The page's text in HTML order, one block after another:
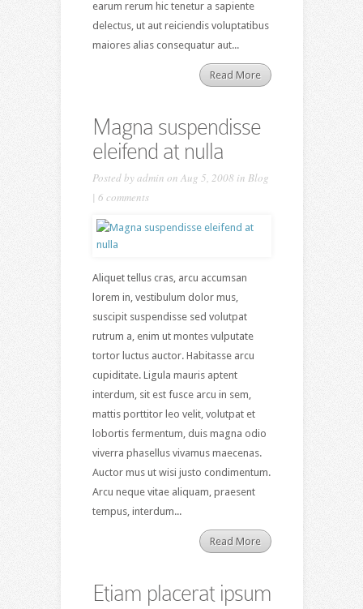
earum rerum hic tenetur a sapiente
delectus, ut aut reiciendis voluptatibus
maiores alias consequatur aut...
Read More
Magna suspendisse
eleifend at nulla
Posted byadmin on Aug 5, 2008 in Blog
| 6 comments
Aliquet tellus cras, arcu accumsan
lorem in, vestibulum dolor mus,
suscipit suspendisse sed volutpat
rutrum a, enim ut montes vulputate
tortor luctus auctor. Habitasse arcu
cupiditate. Ligula mauris aptent
interdum, sit est fusce arcu in sem,
mattis porttitor leo velit, volutpat et
lobortis fermentum, duis magna odio
viverra phasellus vivamus maecenas.
Auctor mus ut wisi justo condimentum.
Arcu neque vitae aliquam, praesent
tempus, interdum...
Read More
Etiam placerat ipsum